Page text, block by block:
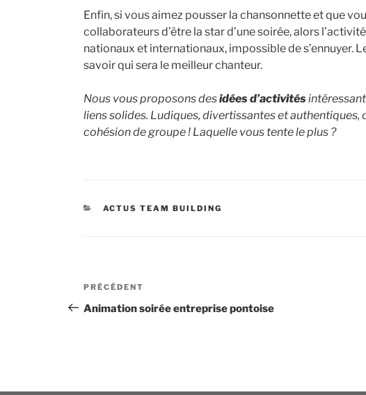
Enfin, si vous aimez pousser la chansonnette et que
collaborateurs d’être la star d’une soirée, alors
nationaux et internationaux, impossible de s’ennuyer.
savoir qui sera le meilleur chanteur.
Nous vous proposons desidées d’activités
liens solides. Ludiques, divertissantes et
cohésion de groupe ! Laquelle vous tente le plus ?
CATÉGORIES
ACTUS TEAM BUILDING
Navigation
de
Article
précédent
PRÉCÉDENT
Animation soirée entreprise pontoise